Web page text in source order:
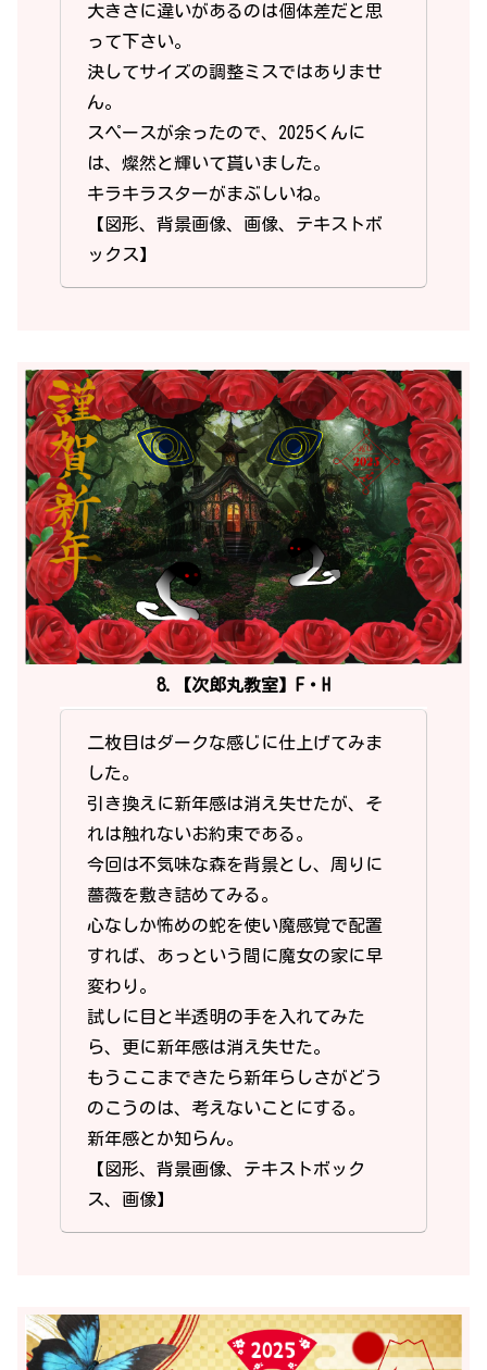
大きさに違いがあるのは個体差だと思
って下さい。
決してサイズの調整ミスではありませ
ん。
スペースが余ったので、2025くんに
は、燦然と輝いて貰いました。
キラキラスターがまぶしいね。
【図形、背景画像、画像、テキストボ
ックス】
8.【次郎丸教室】F・H
二枚目はダークな感じに仕上げてみま
した。
引き換えに新年感は消え失せたが、そ
れは触れないお約束である。
今回は不気味な森を背景とし、周りに
薔薇を敷き詰めてみる。
心なしか怖めの蛇を使い魔感覚で配置
すれば、あっという間に魔女の家に早
変わり。
試しに目と半透明の手を入れてみた
ら、更に新年感は消え失せた。
もうここまできたら新年らしさがどう
のこうのは、考えないことにする。
新年感とか知らん。
【図形、背景画像、テキストボック
ス、画像】